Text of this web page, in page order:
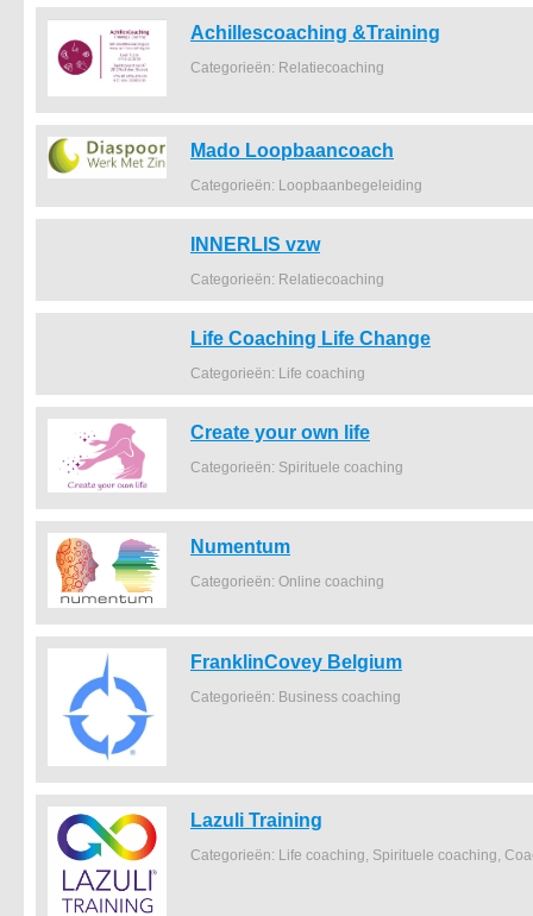
Achillescoaching &Training
Categorieën: Relatiecoaching
Mado Loopbaancoach
Categorieën: Loopbaanbegeleiding
INNERLIS vzw
Categorieën: Relatiecoaching
Life Coaching Life Change
Categorieën: Life coaching
Create your own life
Categorieën: Spirituele coaching
Numentum
Categorieën: Online coaching
FranklinCovey Belgium
Categorieën: Business coaching
Lazuli Training
Categorieën: Life coaching, Spirituele coaching,